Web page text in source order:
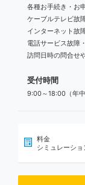
各種お手続き・お
ケーブルテレビ故
インターネット故
電話サービス故障
訪問日時の問合せ
受付時間
9:00～18:00（年中
料金
シミュレーショ